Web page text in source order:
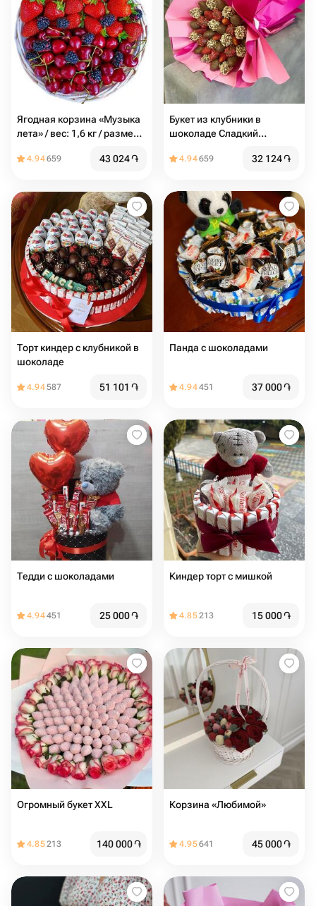
Ягодная корзина «Музыка
лета» / вес: 1,6 кг / размер с
подарочная корзина /
4.94659 43 024֏
Букет из клубники в
шоколаде Сладкий
4.94659 32 124֏
Торт киндер с клубникой в
шоколаде
4.94587 51 101 ֏
Панда с шоколадами
4.94451 37 000֏
Тедди с шоколадами
4.94451 25 000֏
Киндер торт с мишкой
4.85213 15 000֏
Огромный букет XXL
4.85213 140 000֏
Корзина «Любимой»
4.95641 45 000֏